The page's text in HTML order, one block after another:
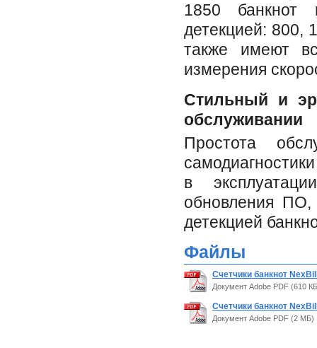
1850 банкнот
детекцией: 800,
также имеют
измерения
Стильный и
обслуживании
Простота
в
обновления
детекцией
Файлы
Cчетчики банкнот
Документ Adobe PDF (610
Cчетчики банкнот
Документ Adobe PDF (2 МБ)